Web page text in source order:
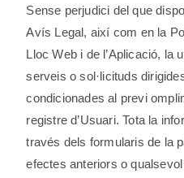
Sense perjudici del que
Avís Legal, així com en la
Lloc Web i de l’Aplicació, la
serveis o sol·licituds
condicionades al previ
registre d’Usuari. Tota la
través dels formularis de la
efectes anteriors o